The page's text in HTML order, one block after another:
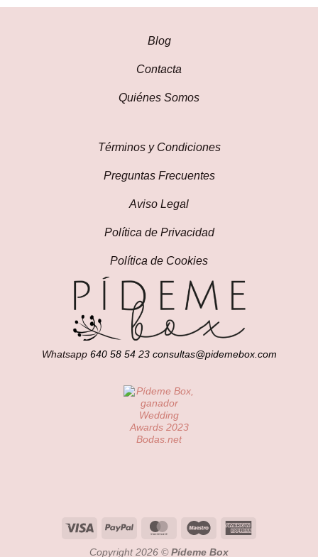
Términos y Condiciones
Preguntas Frecuentes
Aviso Legal
Política de Privacidad
Política de Cookies
Blog
Contacta
Quiénes Somos
Whatsapp 640 58 54 23 consultas@pidemebox.com
Visa PayPal MasterCardMaestro
Copyright 2026 ©Pídeme Box